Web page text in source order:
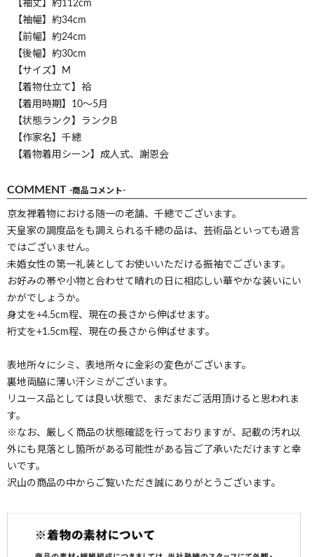
【袖丈】約112cm
【袖幅】約34cm
【前幅】約24cm
【後幅】約30cm
【サイズ】M
【着物仕立て】袷
【着用時期】10～5月
【状態ランク】ランクB
【作家名】千總
【着物着用シーン】成人式、謝恩会
COMMENT -商品コメント-
京友禅着物における随一の老舗、千總でございます。
天皇家の調度品をも調えられる千總の品は、芸術品といっても過言
ではございません。
未婚女性の第一礼装としてお使いいただける振袖でございます。
お好みの帯や小物と合わせて晴れの日に相応しい華やかな装いにい
かがでしょうか。
身丈を+4.5cm程、現在の長さから伸ばせます。
裄丈を+1.5cm程、現在の長さから伸ばせます。
表地所々にシミ、表地所々に金彩の変色がございます。
裏地両脇に薄い汗シミがございます。
リユース品としては良い状態で、まだまだご活用頂けると思われま
す。
※なお、厳しく商品の状態確認を行っておりますが、記載の汚れ以
外にも見落とし箇所がある可能性がある旨ご了承いただけますと幸
いです。
沢山の商品の中からご覧いただき誠にありがとうございます。